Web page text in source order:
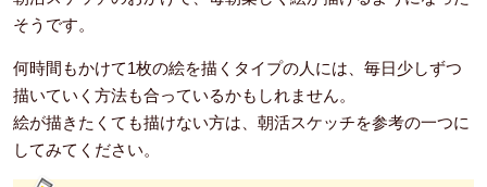
そうです。
何時間もかけて1枚の絵を描くタイプの人には、毎日少しずつ
描いていく方法も合っているかもしれません。
絵が描きたくても描けない方は、朝活スケッチを参考の一つに
してみてください。